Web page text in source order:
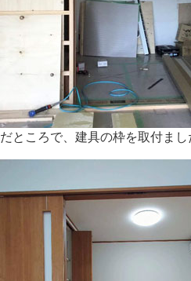
ところで、建具の枠を取付ま